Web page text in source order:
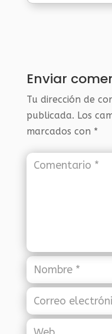
Enviar
Tu dirección de
publicada. Los
marcados con *